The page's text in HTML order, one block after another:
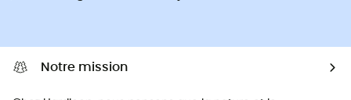
Notre mission